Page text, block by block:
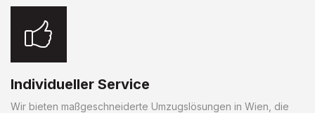
Individueller Service
Wir bieten maßgeschneiderte Umzugslösungen in Wien, die